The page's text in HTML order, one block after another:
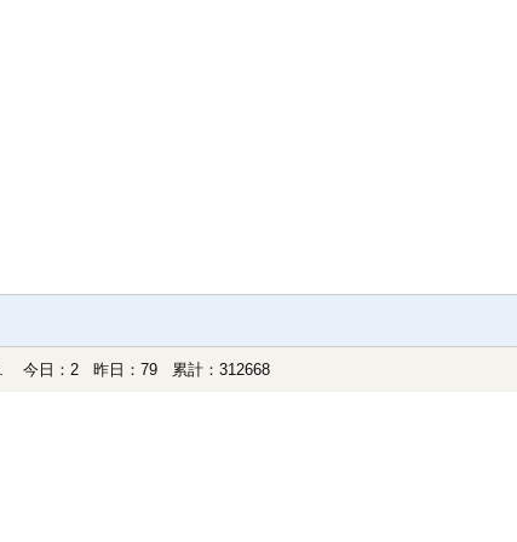
今日：2 昨日：79 累計：312668